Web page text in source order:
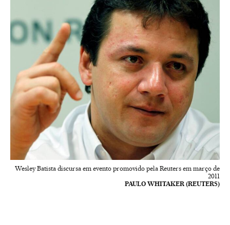
Wesley Batista discursa em evento promovido pela Reuters em março de
2011
PAULO WHITAKER (REUTERS)